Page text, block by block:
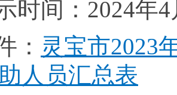
时间：2024年
： 灵宝市2023
人员汇总表